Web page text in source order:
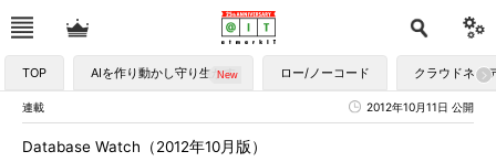
TOP AIを作り動かし守り生かす ロー/ノーコード クラウドネイ
連載 2012年10月11日 公開
Database Watch（2012年10月版）